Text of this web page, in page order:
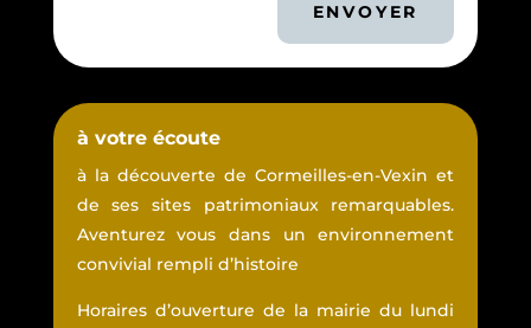
ENVOYER
à votre écoute
à la découverte de Cormeilles-en-Vexin et
de ses sites patrimoniaux remarquables.
Aventurez vous dans un environnement
convivial rempli d’histoire
Horaires d’ouverture de la mairie du lundi